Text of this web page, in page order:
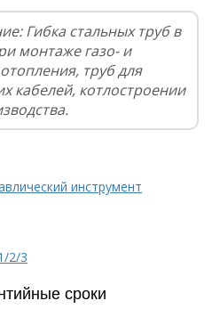
Гибка стальных труб в
монтаже газо- и
труб для
кабелей, котлостроении
инструмент
2/3
сроки